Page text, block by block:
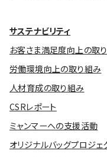
サステナビリティ
お客さま満足度向上の取
労働環境向上の取り組み
人材育成の取り組み
CSRレポート
ミャンマーへの支援活動
オリジナルバッグプロジェ